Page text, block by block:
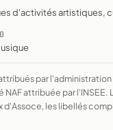
d'activités artistiques,
attribuée par l'INSEE.
d'Assoce, les libellés